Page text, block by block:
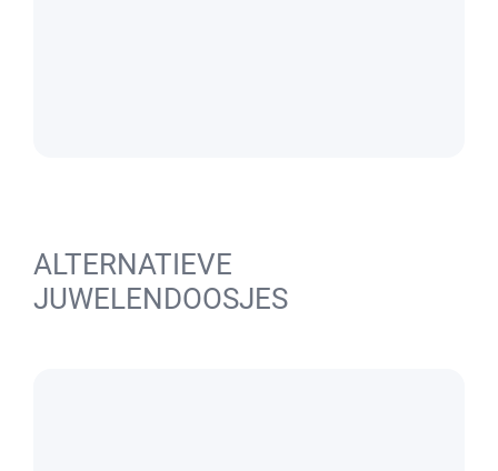
ALTERNATIEVE
JUWELENDOOSJES